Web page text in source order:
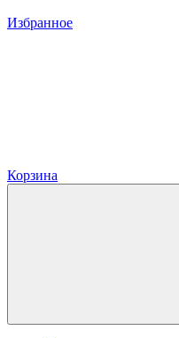
Избранное
Корзина